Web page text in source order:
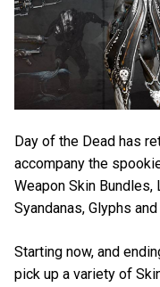
Day of the Dead has
accompany the
Weapon Skin Bundles,
Syandanas, Glyphs
Starting now, and
pick up a variety of